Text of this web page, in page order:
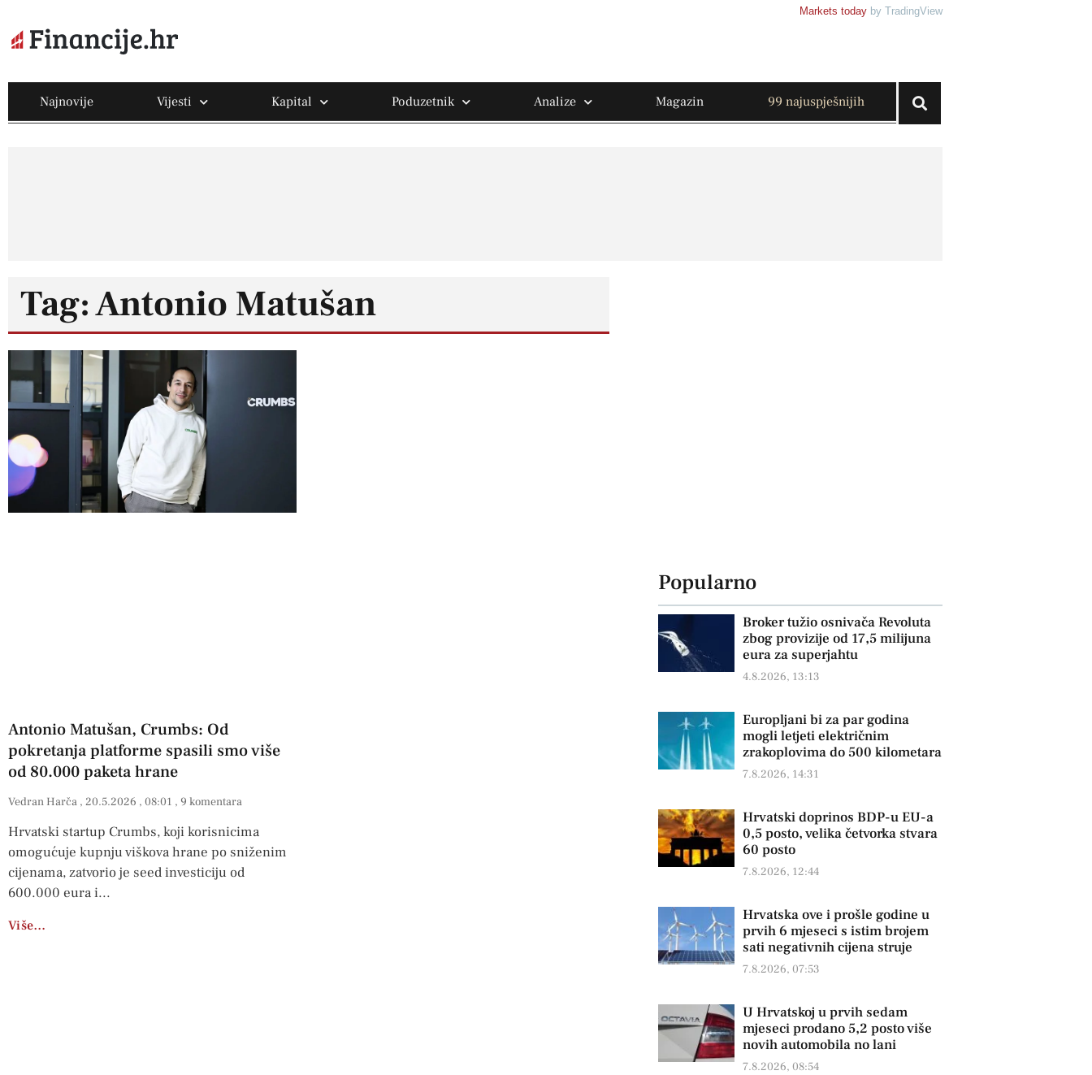
Markets today by TradingView
Najnovije Vijesti Kapital Poduzetnik Analize Magazin 99 najuspješnijih
Tag: Antonio Matušan
Antonio Matušan, Crumbs: Od
pokretanja platforme spasili smo više
od 80.000 paketa hrane
Vedran Harča 20.5.2026 08:01 9 komentara
Hrvatski startup Crumbs, koji korisnicima
omogućuje kupnju viškova hrane po sniženim
cijenama, zatvorio je seed investiciju od
600.000 eura i
Više…
Popularno
Broker tužio osnivača Revoluta
zbog provizije od 17,5 milijuna
eura za superjahtu
4.8.2026, 13:13
Europljani bi za par godina
mogli letjeti električnim
zrakoplovima do 500 kilometara
7.8.2026, 14:31
Hrvatski doprinos BDP-u EU-a
0,5 posto, velika četvorka stvara
60 posto
7.8.2026, 12:44
Hrvatska ove i prošle godine u
prvih 6 mjeseci s istim brojem
sati negativnih cijena struje
7.8.2026, 07:53
U Hrvatskoj u prvih sedam
mjeseci prodano 5,2 posto više
novih automobila no lani
7.8.2026, 08:54